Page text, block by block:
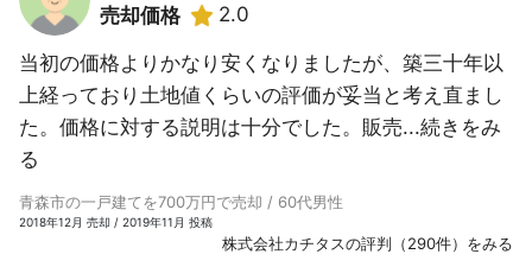
売却価格
2.0
当初の価格よりかなり安くなりましたが、築三十年以
上経っており土地値くらいの評価が妥当と考え直まし
た。価格に対する説明は十分でした。販売...続きをみ
る
青森市の一戸建てを700万円で売却 / 60代男性
2018年12月 売却 / 2019年11月 投稿
株式会社カチタスの評判（290件）をみる